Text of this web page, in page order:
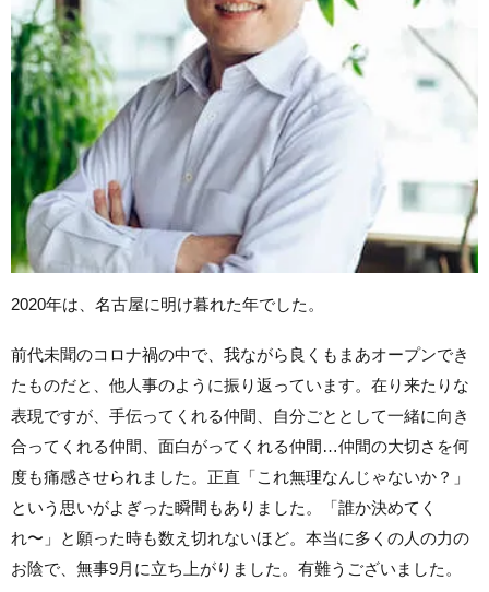
2020年は、名古屋に明け暮れた年でした。
前代未聞のコロナ禍の中で、我ながら良くもまあオープンでき
たものだと、他人事のように振り返っています。在り来たりな
表現ですが、手伝ってくれる仲間、自分ごととして一緒に向き
合ってくれる仲間、面白がってくれる仲間…仲間の大切さを何
度も痛感させられました。正直「これ無理なんじゃないか？」
という思いがよぎった瞬間もありました。「誰か決めてく
れ〜」と願った時も数え切れないほど。本当に多くの人の力の
お陰で、無事9月に立ち上がりました。有難うございました。